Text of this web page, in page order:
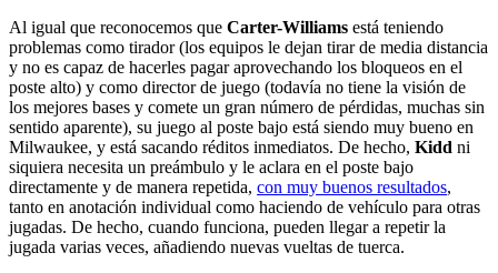
Al igual que reconocemos que Carter-Williams está teniendo
problemas como tirador (los equipos le dejan tirar de media distancia
y no es capaz de hacerles pagar aprovechando los bloqueos en el
poste alto) y como director de juego (todavía no tiene la visión de
los mejores bases y comete un gran número de pérdidas, muchas sin
sentido aparente), su juego al poste bajo está siendo muy bueno en
Milwaukee, y está sacando réditos inmediatos. De hecho, Kidd ni
siquiera necesita un preámbulo y le aclara en el poste bajo
directamente y de manera repetida, con muy buenos resultados,
tanto en anotación individual como haciendo de vehículo para otras
jugadas. De hecho, cuando funciona, pueden llegar a repetir la
jugada varias veces, añadiendo nuevas vueltas de tuerca.